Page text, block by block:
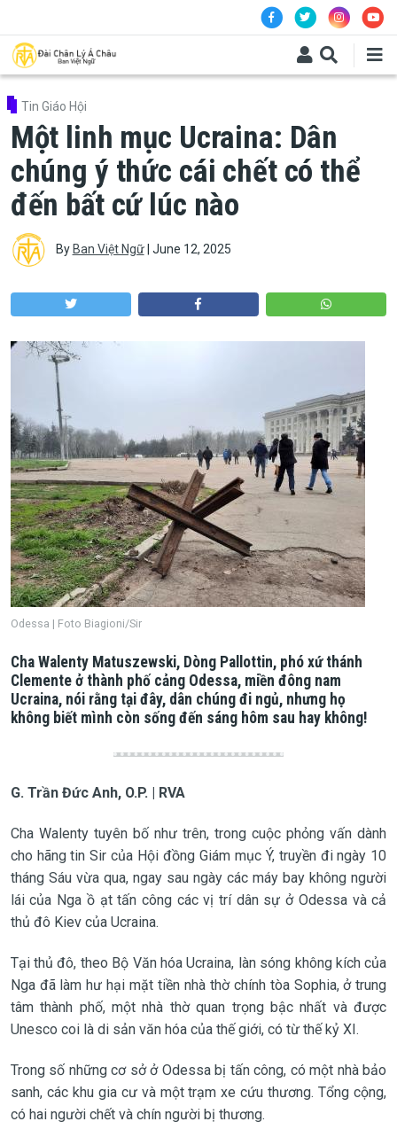
Tin Giáo Hội
Một linh mục Ucraina: Dân
chúng ý thức cái chết có thể
đến bất cứ lúc nào
By Ban Việt Ngữ| June 12, 2025
Odessa | Foto Biagioni/Sir
Cha Walenty Matuszewski, Dòng Pallottin, phó xứ thánh
Clemente ở thành phố cảng Odessa, miền đông nam
Ucraina, nói rằng tại đây, dân chúng đi ngủ, nhưng họ
không biết mình còn sống đến sáng hôm sau hay không!
G. Trần Đức Anh, O.P. | RVA
Cha Walenty tuyên bố như trên, trong cuộc phỏng vấn dành
cho hãng tin Sir của Hội đồng Giám mục Ý, truyền đi ngày 10
tháng Sáu vừa qua, ngay sau ngày các máy bay không người
lái của Nga ồ ạt tấn công các vị trí dân sự ở Odessa và cả
thủ đô Kiev của Ucraina.
Tại thủ đô, theo Bộ Văn hóa Ucraina, làn sóng không kích của
Nga đã làm hư hại mặt tiền nhà thờ chính tòa Sophia, ở trung
tâm thành phố, một nhà thờ quan trọng bậc nhất và được
Unesco coi là di sản văn hóa của thế giới, có từ thế kỷ XI.
Trong số những cơ sở ở Odessa bị tấn công, có một nhà bảo
sanh, các khu gia cư và một trạm xe cứu thương. Tổng cộng,
có hai người chết và chín người bị thương.